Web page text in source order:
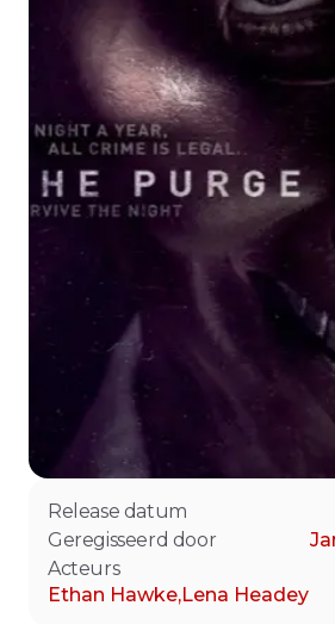
Release datum
Geregisseerd door
Acteurs
Ethan Hawke,Lena Headey